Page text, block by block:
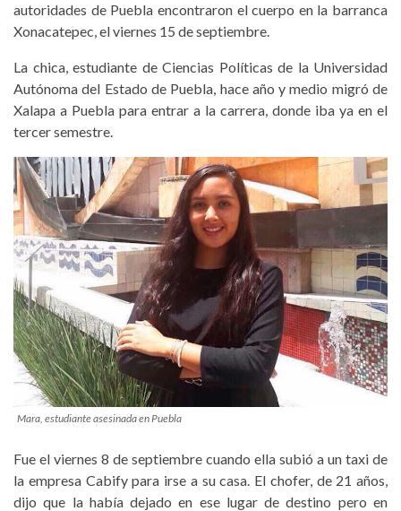
autoridades de Puebla encontraron el cuerpo en la barranca
Xonacatepec, el viernes 15 de septiembre.
La chica, estudiante de Ciencias Políticas de la Universidad
Autónoma del Estado de Puebla, hace año y medio migró de
Xalapa a Puebla para entrar a la carrera, donde iba ya en el
tercer semestre.
Mara, estudiante asesinada en Puebla
Fue el viernes 8 de septiembre cuando ella subió a un taxi de
la empresa Cabify para irse a su casa. El chofer, de 21 años,
dijo que la había dejado en ese lugar de destino pero en